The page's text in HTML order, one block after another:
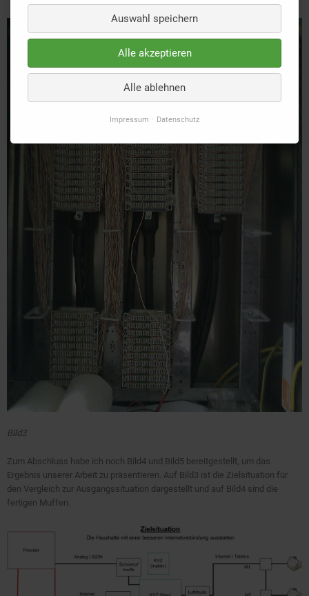
Bild3
Zum Abschluss habe ich noch Bild4 und Bild5 bereitgestellt, um das
Ergebnis unserer Arbeit zu präsentieren. Auf Bild3 ist die Zielsituation für
den Vergleich zur Ausgangssituation dargestellt und auf Bild4 sind die
fertigen Muffen.
Auswahl speichern
Alle akzeptieren
Alle ablehnen
Impressum Datenschutz